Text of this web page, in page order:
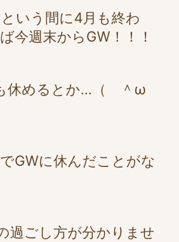
いう間に4月も終わ
今週末からGW！！！
休めるとか…（ ＾ω
GWに休んだことがな
過ごし方が分かりませ